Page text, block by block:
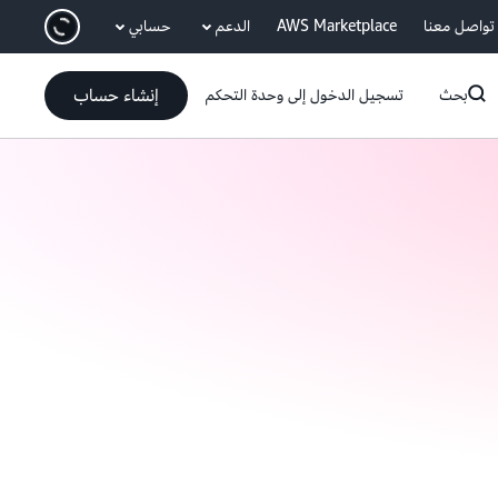
انتقل إلى المحتوى الرئيسي تواصل معنا AWS Marketplace الدعم حسابي
بحث تسجيل الدخول إلى وحدة التحكم إنشاء حساب